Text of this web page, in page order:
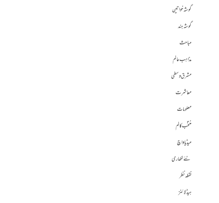
گوشہ خواتین
گوشہ ہند
مباحث
مذاہب عالم
مشرق وسطی
معاشرت
معلومات
منتخب کالم
میڈیا واچ
نئے لکھاری
نقطہ نظر
ہیڈلائنز